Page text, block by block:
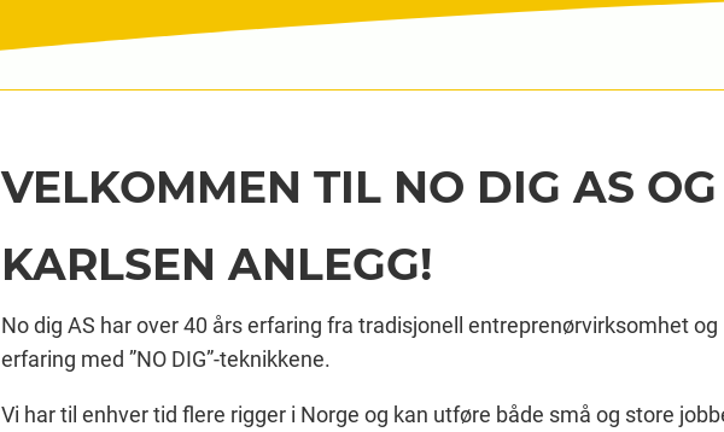
VELKOMMEN TIL NO DIG AS OG
KARLSEN ANLEGG!
No dig AS har over 40 års erfaring fra tradisjonell entreprenørvirksomhet
erfaring med ”NO DIG”-teknikkene.
Vi har til enhver tid flere rigger i Norge og kan utføre både små og store